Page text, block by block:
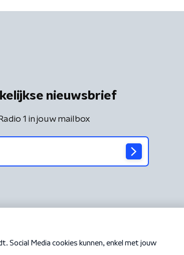
nieuwsbrief
1 in jouw mailbox